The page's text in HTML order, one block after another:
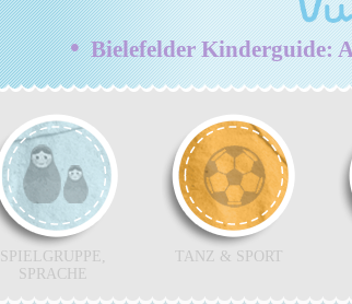
•Bielefelder Kinderguide:
SPIELGRUPPE,
SPRACHE
TANZ & SPORT